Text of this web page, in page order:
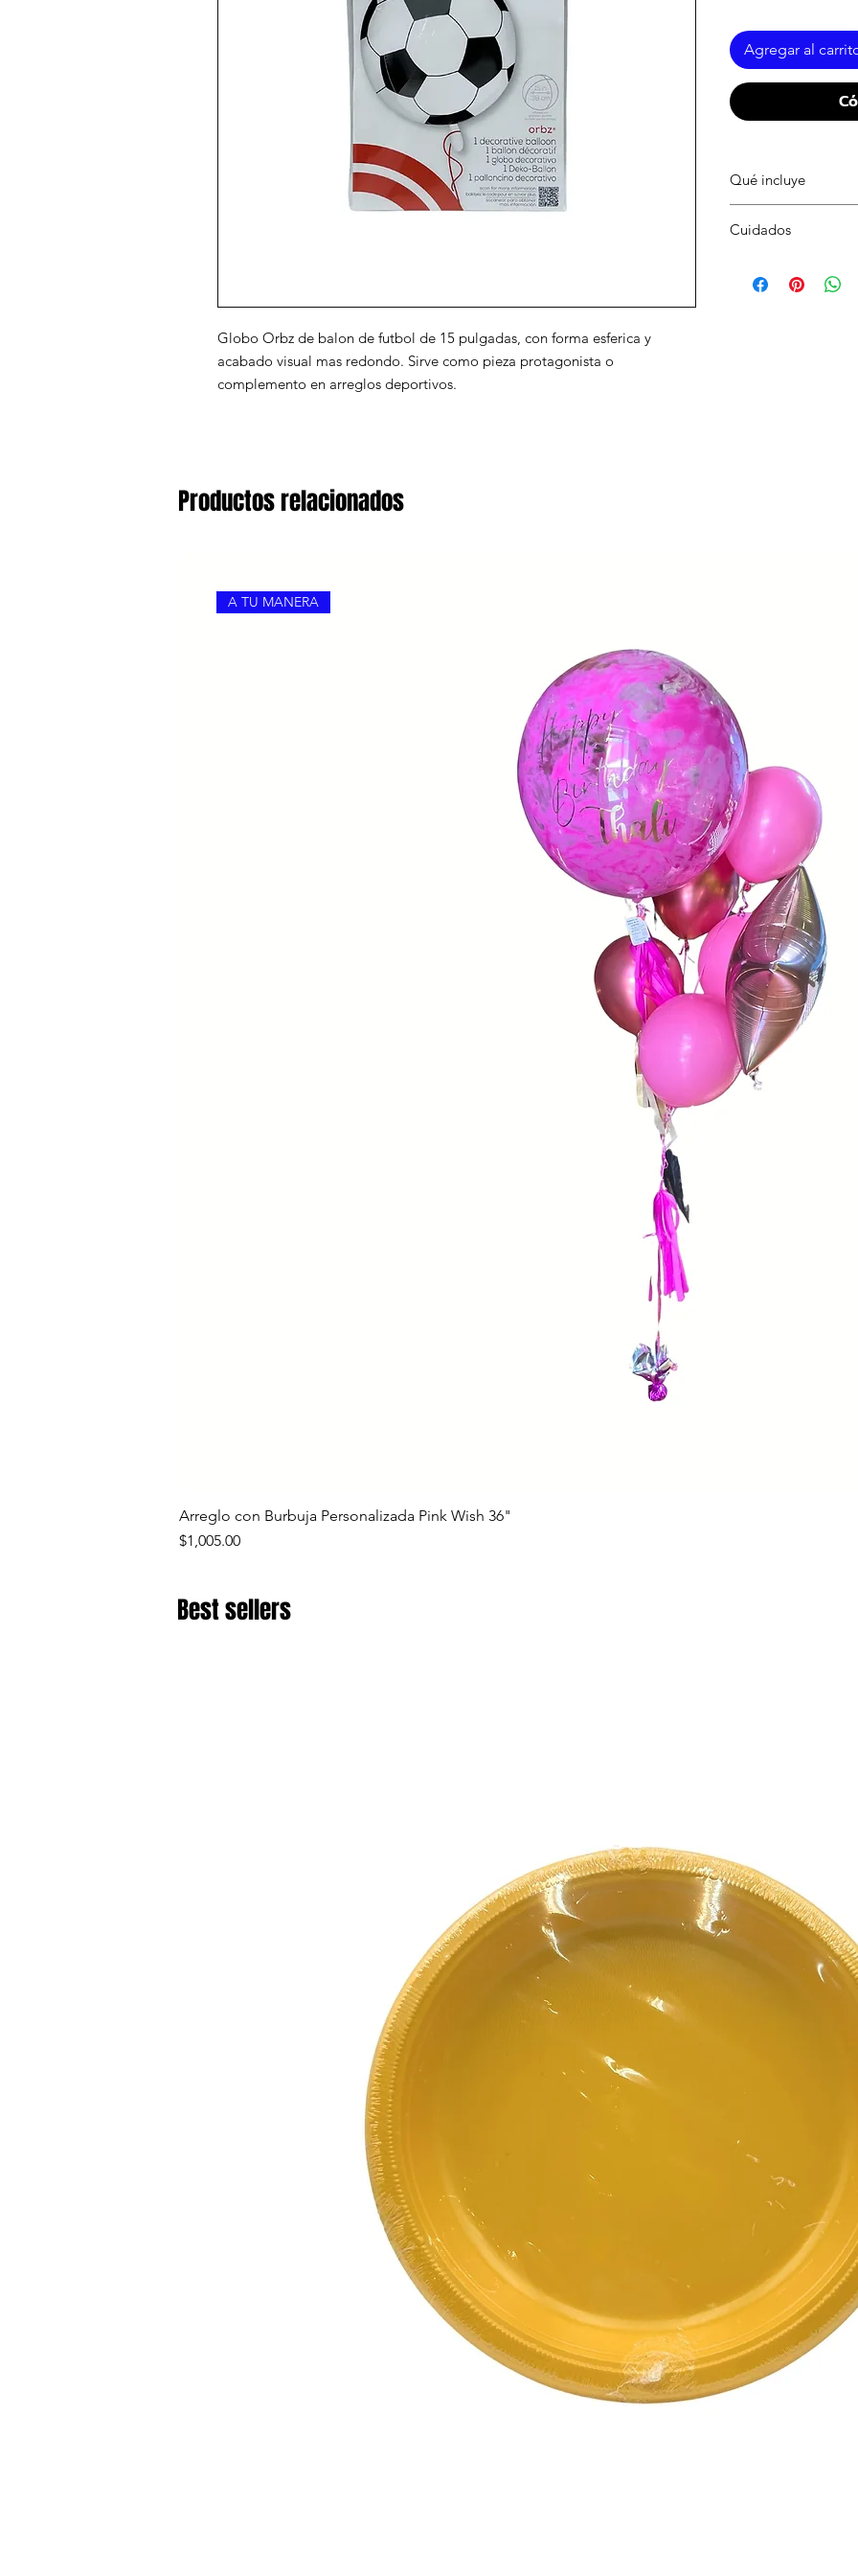
Globo Orbz de balon de futbol de 15 pulgadas, con forma esferica y
acabado visual mas redondo. Sirve como pieza protagonista o
complemento en arreglos deportivos.
Agregar al
Qué incluye
Cuidados
aplastar el empaque.
Productos relacionados
A TU MANERA
Arreglo con Burbuja Personalizada Pink Wish 36"
Precio
$1,005.00
Best sellers